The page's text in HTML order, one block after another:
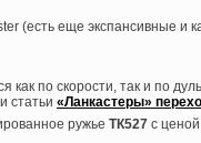
(есть еще экспансивные и
как по скорости, так и по
статьи «Ланкастеры»
ружье ТК527 с